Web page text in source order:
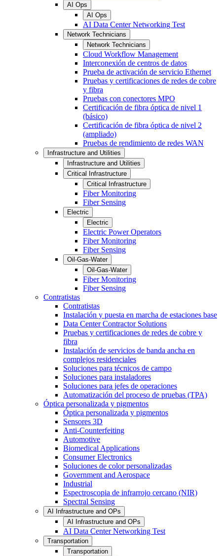
AI Ops
AI Ops
AI Data Center Networking Test
Network Technicians
Network Technicians
Cloud Workflow Management
Interconexión de centros de datos
Prueba de activación de servicio Ethernet
Pruebas y certificaciones de redes de cobre
y fibra
Pruebas con conectores MPO
Certificación de fibra óptica de nivel 1
(básico)
Certificación de fibra óptica de nivel 2
(ampliado)
Pruebas de rendimiento de redes WAN
Infrastructure and Utilities
Infrastructure and Utilities
Critical Infrastructure
Critical Infrastructure
Fiber Monitoring
Fiber Sensing
Electric
Electric
Electric Power Operators
Fiber Monitoring
Fiber Sensing
Oil-Gas-Water
Oil-Gas-Water
Fiber Monitoring
Fiber Sensing
Contratistas
Contratistas
Instalación y puesta en marcha de estaciones base
Data Center Contractor Solutions
Pruebas y certificaciones de redes de cobre y
fibra
Instalación de servicios de banda ancha en
complejos residenciales
Soluciones para técnicos de campo
Soluciones para instaladores
Soluciones para jefes de operaciones
Automatización del proceso de pruebas (TPA)
Óptica personalizada y pigmentos
Óptica personalizada y pigmentos
Sensores 3D
Anti-Counterfeiting
Automotive
Biomedical Applications
Consumer Electronics
Soluciones de color personalizadas
Government and Aerospace
Industrial
Espectroscopia de infrarrojo cercano (NIR)
Spectral Sensing
AI Infrastructure and OPs
AI Infrastructure and OPs
AI Data Center Networking Test
Transportation
Transportation